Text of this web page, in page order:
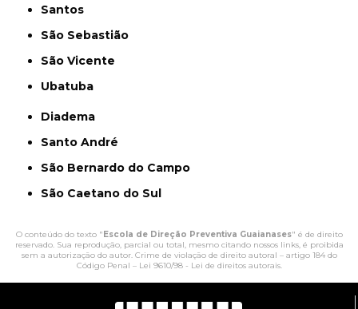
Santos
São Sebastião
São Vicente
Ubatuba
Diadema
Santo André
São Bernardo do Campo
São Caetano do Sul
O conteúdo do texto "Escola de Direção Preventiva Guaianases" é de direito
reservado. Sua reprodução, parcial ou total, mesmo citando nossos links, é proibida
sem a autorização do autor. Crime de violação de direito autoral – artigo 184 do
Código Penal – Lei 9610/98 - Lei de direitos autorais.